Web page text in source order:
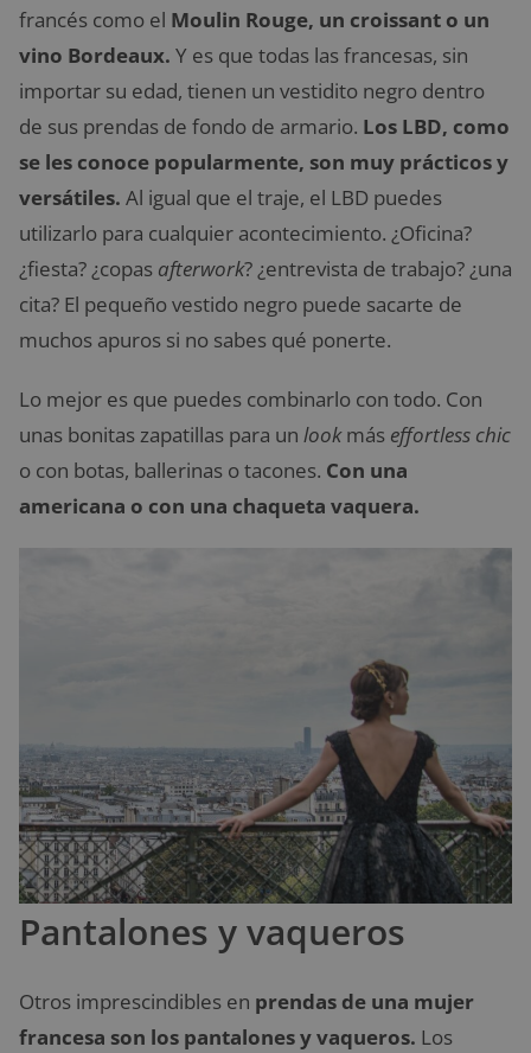
francés como el Moulin Rouge, un croissant o un
vino Bordeaux. Y es que todas las francesas, sin
importar su edad, tienen un vestidito negro dentro
de sus prendas de fondo de armario. Los LBD, como
se les conoce popularmente, son muy prácticos y
versátiles. Al igual que el traje, el LBD puedes
utilizarlo para cualquier acontecimiento. ¿Oficina?
¿fiesta? ¿copas afterwork? ¿entrevista de trabajo? ¿una
cita? El pequeño vestido negro puede sacarte de
muchos apuros si no sabes qué ponerte.
Lo mejor es que puedes combinarlo con todo. Con
unas bonitas zapatillas para un lookmás effortless chic
o con botas, ballerinas o tacones. Con una
americana o con una chaqueta vaquera.
Pantalones y vaqueros
Otros imprescindibles en prendas de una mujer
francesa son los pantalones y vaqueros. Los